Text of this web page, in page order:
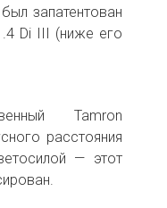
запатентован
Di III (ниже его
Tamron
расстояния
— этот